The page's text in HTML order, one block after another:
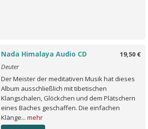
19,50 €
Nada Himalaya Audio CD
Deuter
Der Meister der meditativen Musik hat dieses
Album ausschließlich mit tibetischen
Klangschalen, Glöckchen und dem Plätschern
eines Baches geschaffen. Die einfachen
Klänge... mehr